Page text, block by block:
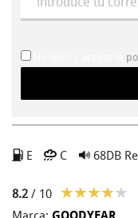
E C 68DB
8.2 / 10